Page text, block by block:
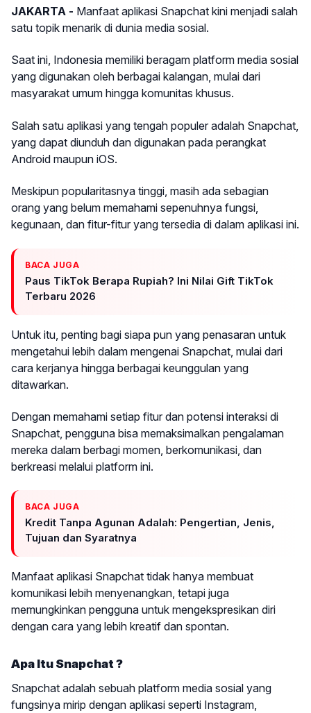
JAKARTA - Manfaat aplikasi Snapchat kini menjadi salah
satu topik menarik di dunia media sosial.
Saat ini, Indonesia memiliki beragam platform media sosial
yang digunakan oleh berbagai kalangan, mulai dari
masyarakat umum hingga komunitas khusus.
Salah satu aplikasi yang tengah populer adalah Snapchat,
yang dapat diunduh dan digunakan pada perangkat
Android maupun iOS.
Meskipun popularitasnya tinggi, masih ada sebagian
orang yang belum memahami sepenuhnya fungsi,
kegunaan, dan fitur-fitur yang tersedia di dalam aplikasi ini.
BACA JUGA
Paus TikTok Berapa Rupiah? Ini Nilai Gift TikTok
Terbaru 2026
Untuk itu, penting bagi siapa pun yang penasaran untuk
mengetahui lebih dalam mengenai Snapchat, mulai dari
cara kerjanya hingga berbagai keunggulan yang
ditawarkan.
Dengan memahami setiap fitur dan potensi interaksi di
Snapchat, pengguna bisa memaksimalkan pengalaman
mereka dalam berbagi momen, berkomunikasi, dan
berkreasi melalui platform ini.
BACA JUGA
Kredit Tanpa Agunan Adalah: Pengertian, Jenis,
Tujuan dan Syaratnya
Manfaat aplikasi Snapchat tidak hanya membuat
komunikasi lebih menyenangkan, tetapi juga
memungkinkan pengguna untuk mengekspresikan diri
dengan cara yang lebih kreatif dan spontan.
Apa Itu Snapchat ?
Snapchat adalah sebuah platform media sosial yang
fungsinya mirip dengan aplikasi seperti Instagram,